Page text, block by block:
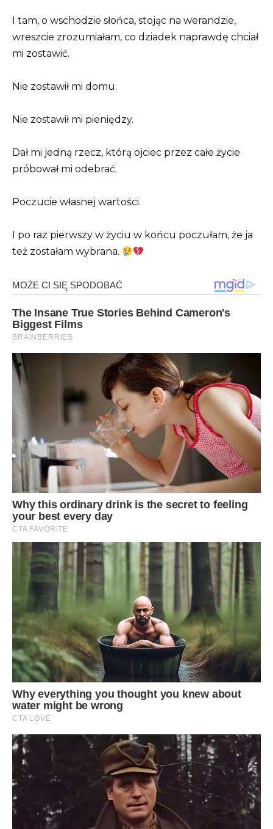
I tam, o wschodzie słońca, stojąc na werandzie,
wreszcie zrozumiałam, co dziadek naprawdę chciał
mi zostawić.
Nie zostawił mi domu.
Nie zostawił mi pieniędzy.
Dał mi jedną rzecz, którą ojciec przez całe życie
próbował mi odebrać.
Poczucie własnej wartości.
I po raz pierwszy w życiu w końcu poczułam, że ja
też zostałam wybrana.